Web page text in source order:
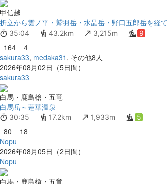
甲信越
折立から雲ノ平・鷲羽岳・水晶岳・野口五郎岳を経
35:04 43.2km 3,215m 9
164
4
sakura33, medaka31 , その他8人
2026年08月02日（5日間）
sakura33
白馬・鹿島槍・五竜
白馬岳～蓮華温泉
30:35 17.2km 1,933m 5
80
18
Nopu
2026年08月05日（2日間）
Nopu
白馬・鹿島槍・五竜